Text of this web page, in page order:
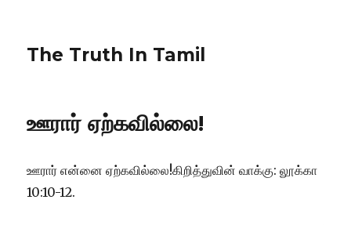
The Truth In Tamil
ஊரார் ஏற்கவில்லை!
ஊரார் என்னை ஏற்கவில்லை!கிறித்துவின் வாக்கு: லூக்கா
10:10-12.